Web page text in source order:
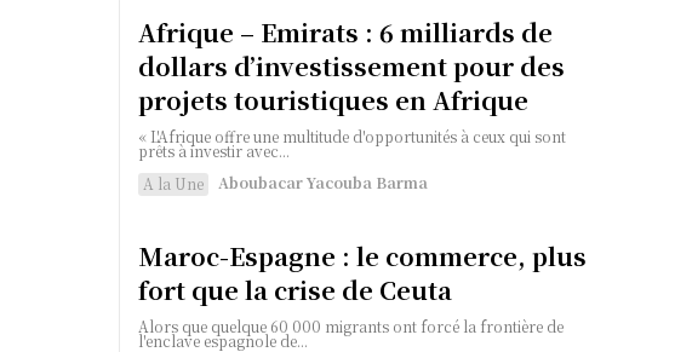
Afrique – Emirats : 6 milliards de
dollars d’investissement pour des
projets touristiques en Afrique
« L'Afrique offre une multitude d'opportunités à ceux qui sont
prêts à investir avec...
A la Une
Aboubacar Yacouba Barma
Maroc-Espagne : le commerce, plus
fort que la crise de Ceuta
Alors que quelque 60 000 migrants ont forcé la frontière de
l'enclave espagnole de...